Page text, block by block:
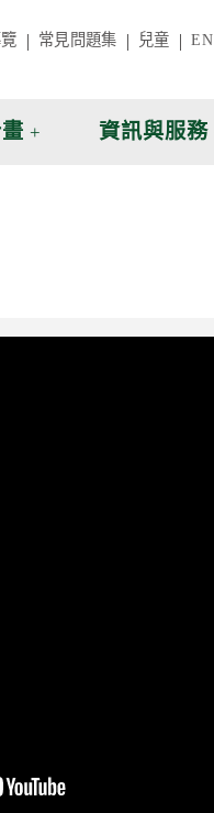
常見問題集 兒童 EN
資訊與服務